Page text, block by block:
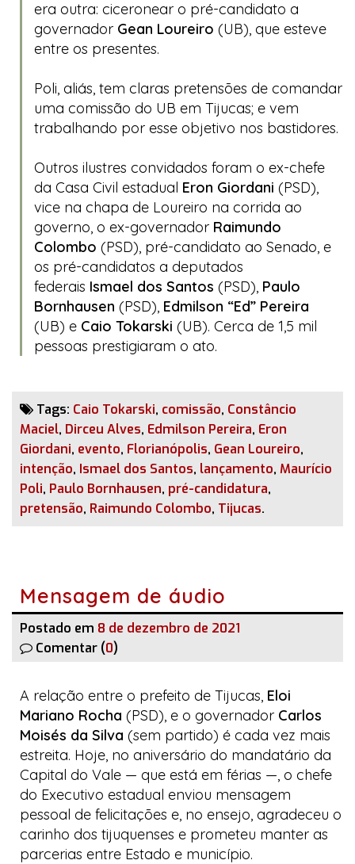
era outra: ciceronear o pré-candidato a
governador Gean Loureiro (UB), que esteve
entre os presentes.
Poli, aliás, tem claras pretensões de comandar
uma comissão do UB em Tijucas; e vem
trabalhando por esse objetivo nos bastidores.
Outros ilustres convidados foram o ex-chefe
da Casa Civil estadual Eron Giordani (PSD),
vice na chapa de Loureiro na corrida ao
governo, o ex-governador Raimundo
Colombo (PSD), pré-candidato ao Senado, e
os pré-candidatos a deputados
federais Ismael dos Santos (PSD), Paulo
Bornhausen (PSD), Edmilson “Ed” Pereira
(UB) e Caio Tokarski (UB). Cerca de 1,5 mil
pessoas prestigiaram o ato.
Tags: Caio Tokarski, comissão, Constâncio
Maciel, Dirceu Alves, Edmilson Pereira, Eron
Giordani, evento, Florianópolis, Gean Loureiro,
intenção, Ismael dos Santos, lançamento, Maurício
Poli, Paulo Bornhausen, pré-candidatura,
pretensão, Raimundo Colombo, Tijucas.
Mensagem de áudio
Postado em 8 de dezembro de 2021
Comentar (0)
A relação entre o prefeito de Tijucas, Eloi
Mariano Rocha (PSD), e o governador Carlos
Moisés da Silva (sem partido) é cada vez mais
estreita. Hoje, no aniversário do mandatário da
Capital do Vale — que está em férias —, o chefe
do Executivo estadual enviou mensagem
pessoal de felicitações e, no ensejo, agradeceu o
carinho dos tijuquenses e prometeu manter as
parcerias entre Estado e município.